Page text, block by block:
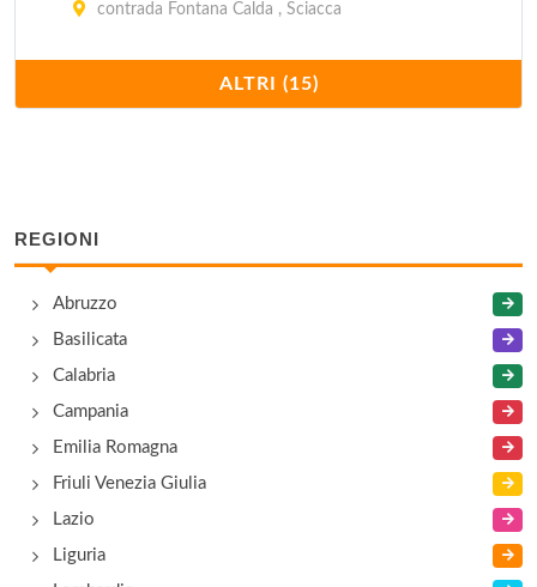
contrada Fontana Calda , Sciacca
viale dei Pioppi 2, Menfi
Regina di Macauda
contrada Macauda , Sciacca
Renella
via Arenella 35, Sciacca
Villa Etna Mare
ALTRI (15)
REGIONI
Abruzzo
Basilicata
Calabria
Campania
Emilia Romagna
Friuli Venezia Giulia
Lazio
Liguria